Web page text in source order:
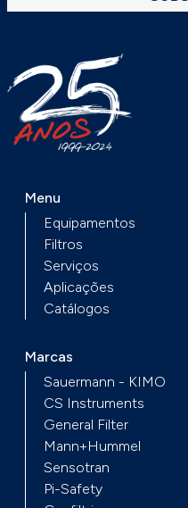
Menu
Equipamentos
Filtros
Serviços
Aplicações
Catálogos
Marcas
Sauermann - KIMO
CS Instruments
General Filter
Mann+Hummel
Sensotran
Pi-Safety